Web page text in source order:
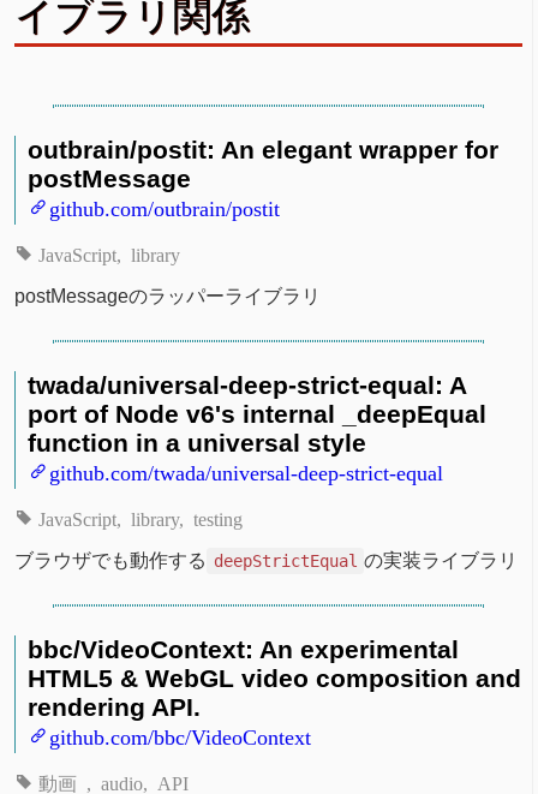
イブラリ関係
outbrain/postit: An elegant wrapper for
postMessage
github.com/outbrain/postit
JavaScript library
postMessageのラッパーライブラリ
twada/universal-deep-strict-equal: A
port of Node v6's internal _deepEqual
function in a universal style
github.com/twada/universal-deep-strict-equal
JavaScript library testing
ブラウザでも動作する deepStrictEqual の実装ライブラリ
bbc/VideoContext: An experimental
HTML5 & WebGL video composition and
rendering API.
github.com/bbc/VideoContext
動画 audio API